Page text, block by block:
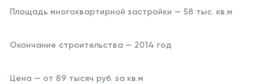
Площадь многоквартирной застройки — 58 тыс. кв.м
Окончание строительства — 2014 год
Цена — от 89 тысяч руб. за кв.м